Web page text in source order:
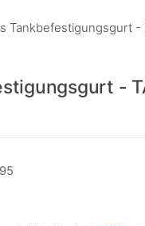
Tankbefestigungsgurt -
-